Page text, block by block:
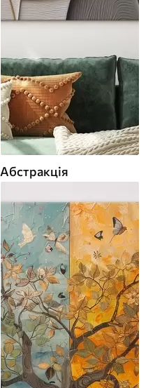
Абстракція